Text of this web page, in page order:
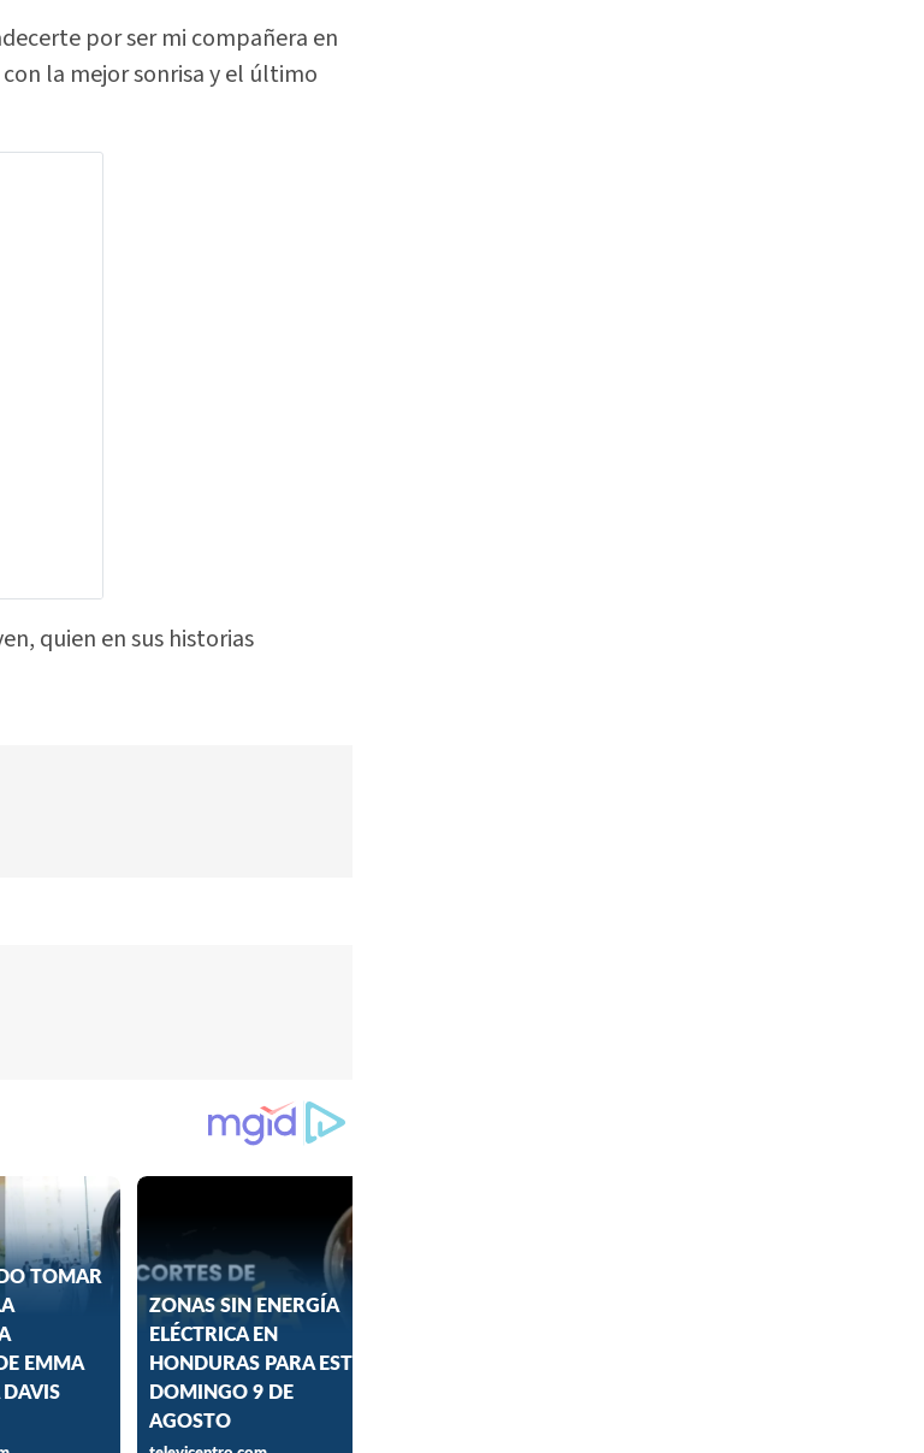
por ser mi compañera en
la mejor sonrisa y el último
quien en sus historias